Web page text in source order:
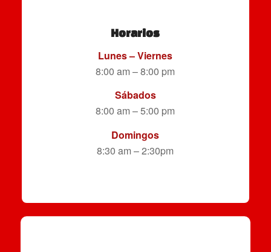
Horarios
Lunes – Viernes
8:00 am – 8:00 pm
Sábados
8:00 am – 5:00 pm
Domingos
8:30 am – 2:30pm